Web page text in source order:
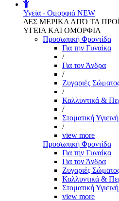
Υγεία - Ομορφιά NEW
ΔΕΣ ΜΕΡΙΚΑ ΑΠΌ ΤΑ
ΥΓΕΙΑ ΚΑΙ ΟΜΟΡΦΙΑ
Προσωπική Φροντίδα
Για την Γυναίκα
/
Για τον Άνδρα
/
Ζυγαριές
/
Καλλυντικά &
/
Στοματική Υγιεινή
/
view more
Προσωπική Φροντίδα
Για την Γυναίκα
Για τον Άνδρα
Ζυγαριές
Καλλυντικά &
Στοματική Υγιεινή
view more